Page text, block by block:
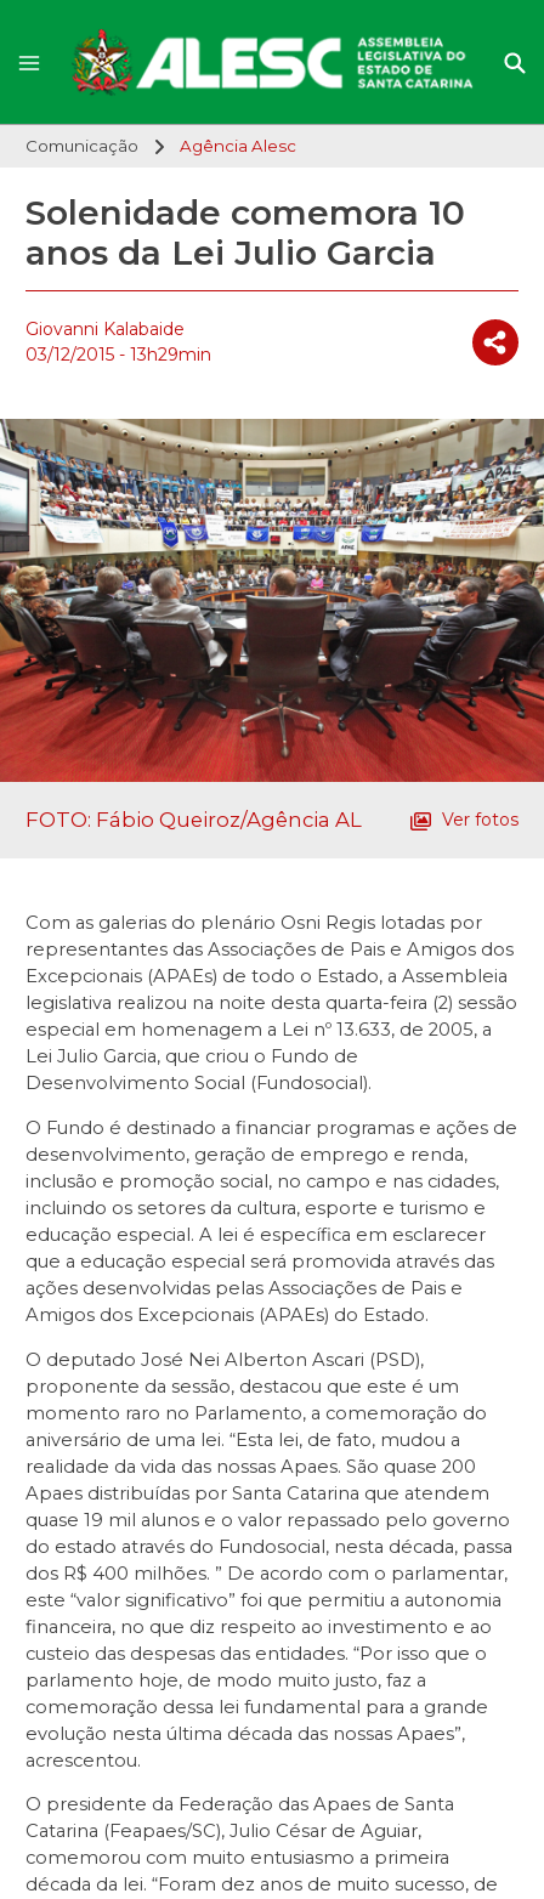
Comunicação Agência Alesc
Solenidade comemora 10
anos da Lei Julio Garcia
Giovanni Kalabaide
03/12/2015 - 13h29min
FOTO: Fábio Queiroz/Agência AL Ver fotos
Com as galerias do plenário Osni Regis lotadas por
representantes das Associações de Pais e Amigos dos
Excepcionais (APAEs) de todo o Estado, a Assembleia
legislativa realizou na noite desta quarta-feira (2) sessão
especial em homenagem a Lei nº 13.633, de 2005, a
Lei Julio Garcia, que criou o Fundo de
Desenvolvimento Social (Fundosocial).
O Fundo é destinado a financiar programas e ações de
desenvolvimento, geração de emprego e renda,
inclusão e promoção social, no campo e nas cidades,
incluindo os setores da cultura, esporte e turismo e
educação especial. A lei é específica em esclarecer
que a educação especial será promovida através das
ações desenvolvidas pelas Associações de Pais e
Amigos dos Excepcionais (APAEs) do Estado.
O deputado José Nei Alberton Ascari (PSD),
proponente da sessão, destacou que este é um
momento raro no Parlamento, a comemoração do
aniversário de uma lei. “Esta lei, de fato, mudou a
realidade da vida das nossas Apaes. São quase 200
Apaes distribuídas por Santa Catarina que atendem
quase 19 mil alunos e o valor repassado pelo governo
do estado através do Fundosocial, nesta década, passa
dos R$ 400 milhões. ” De acordo com o parlamentar,
este “valor significativo” foi que permitiu a autonomia
financeira, no que diz respeito ao investimento e ao
custeio das despesas das entidades. “Por isso que o
parlamento hoje, de modo muito justo, faz a
comemoração dessa lei fundamental para a grande
evolução nesta última década das nossas Apaes”,
acrescentou.
O presidente da Federação das Apaes de Santa
Catarina (Feapaes/SC), Julio César de Aguiar,
comemorou com muito entusiasmo a primeira
década da lei. “Foram dez anos de muito sucesso, de